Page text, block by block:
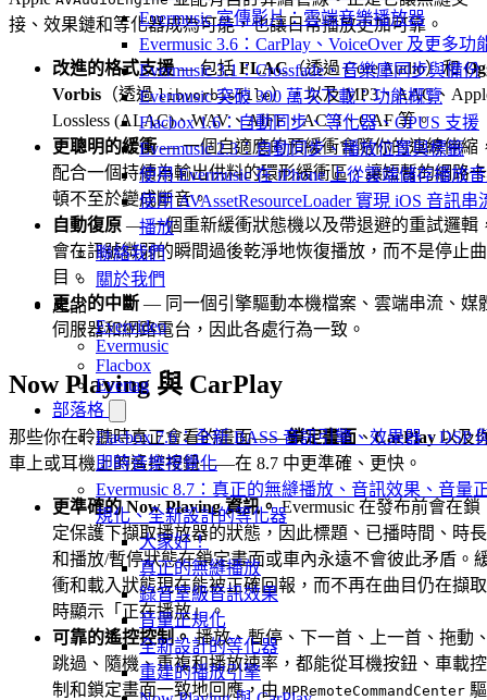
Evermusic 宣傳影片：雲端音樂播放器
Evermusic 3.6：CarPlay、VoiceOver 及更多功
Evermusic 3.1：Crossfade、音樂庫同步與備份
Evermusic 突破 300 萬次下載：功能概覽
Flacbox 1.6：自動同步、等化器、OPUS 支援
Evermusic 2.3：自動同步、播放位置與標籤
使用 Evermusic 在 iPhone 上從雲端儲存播放
使用 AVAssetResourceLoader 實現 iOS 音訊串
播放
聯絡我們
關於我們
產品
Evervideo
Evermusic
Flacbox
Evertag
部落格
Flacbox 7.6：全新 BASS 音訊引擎、效果器、DSP
即時音樂視覺化
Evermusic 8.7：真正的無縫播放、音訊效果、音量
規化、全新設計的等化器
大家好！
真正的無縫播放
錄音室級音訊效果
音量正規化
全新設計的等化器
重建的播放引擎
接、效果鏈和等化器成為可能，也讓日常播放更加可靠。
改進的格式支援— 包括 FLAC（透過 Core Audio）和
Vorbis （透過libvorbisfile），以及 MP3、AAC、
Lossless (ALAC)、WAV、AIFF、AC-3、CAF 等。
更聰明的緩衝— 一個自適應的預緩衝會隨你的連線伸縮
配合一個持續為輸出供料的環形緩衝區，讓短暫的網路卡
頓不至於變成斷音。
自動復原 — 一個重新緩衝狀態機以及帶退避的重試邏輯
會在訊號微弱的瞬間過後乾淨地恢復播放，而不是停止曲
目。
更少的中斷 — 同一個引擎驅動本機檔案、雲端串流、媒
伺服器和網路電台，因此各處行為一致。
Now Playing 與 CarPlay
那些你在聆聽時真正會看的畫面——鎖定畫面、CarPlay以及
車上或耳機上的遙控按鈕——在 8.7 中更準確、更快。
更準確的 Now Playing 資訊。Evermusic 在發布前會在鎖
定保護下擷取播放器的狀態，因此標題、已播時間、時長
和播放/暫停狀態在鎖定畫面或車內永遠不會彼此矛盾。
衝和載入狀態現在能被正確回報，而不再在曲目仍在擷取
時顯示「正在播放」。
可靠的遙控控制。播放、暫停、下一首、上一首、拖動
跳過、隨機、重複和播放速率，都能從耳機按鈕、車載控
制和鎖定畫面一致地回應，由MPRemoteCommandCenter 驅